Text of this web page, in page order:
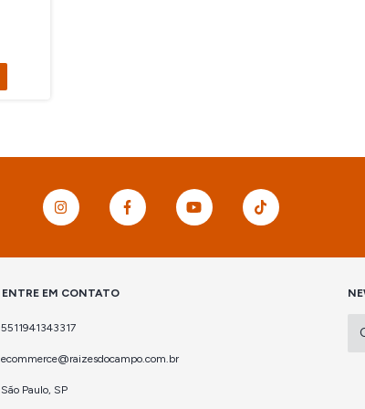
ENTRE EM CONTATO
5511941343317
ecommerce@raizesdocampo.com.br
São Paulo, SP